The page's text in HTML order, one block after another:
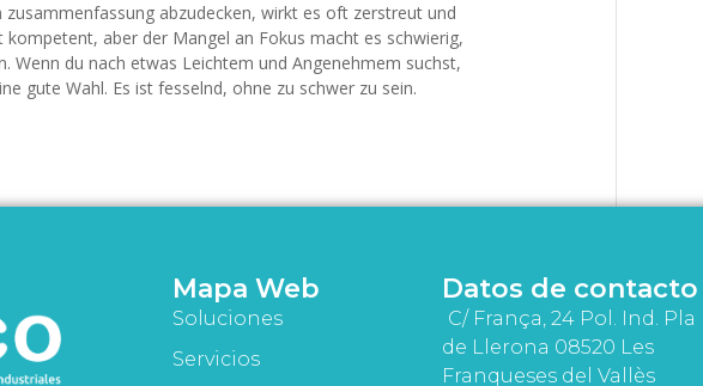
abzudecken, wirkt es oft zerstreut und
aber der Mangel an Fokus macht es schwierig,
Wenn du nach etwas Leichtem und Angenehmem suchst,
gute Wahl. Es ist fesselnd, ohne zu schwer zu sein.
Mapa Web
Soluciones
Servicios
Datos de contacto
C/ França, 24 Pol. Ind. Pla
de Llerona 08520 Les
Franqueses del Vallès